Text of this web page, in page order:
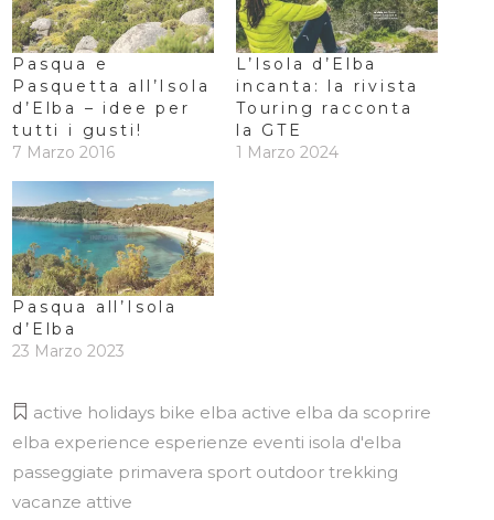
Pasqua e
Pasquetta all’Isola
d’Elba – idee per
tutti i gusti!
7 Marzo 2016
L’Isola d’Elba
incanta: la rivista
Touring racconta
la GTE
1 Marzo 2024
Pasqua all’Isola
d’Elba
23 Marzo 2023
active holidays bike elba active elba da scoprire
elba experience esperienze eventi isola d'elba
passeggiate primavera sport outdoor trekking
vacanze attive